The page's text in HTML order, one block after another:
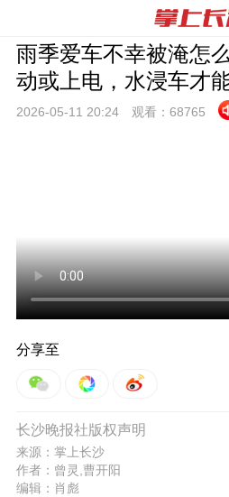
雨季爱车不幸被淹怎
动或上电，水浸车才
2026-05-11 20:24 观看： 68765
分享至
长沙晚报社版权声明
来源：掌上长沙
作者：曾灵,曹开阳
编辑：肖彪